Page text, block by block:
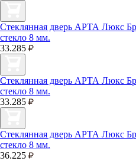
Стеклянная дверь АРТА Люкс
стекло 8 мм.
33.285
Стеклянная дверь АРТА Люкс
стекло 8 мм.
33.285
Стеклянная дверь АРТА Люкс
стекло 8 мм.
36.225